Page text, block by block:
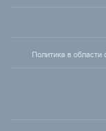
Политика в области